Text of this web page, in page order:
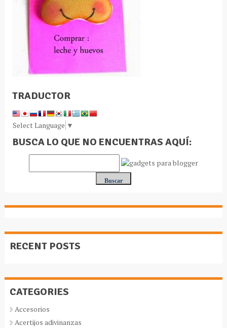
TRADUCTOR
Select Language ▼
BUSCA LO QUE NO ENCUENTRAS AQUÍ:
RECENT POSTS
CATEGORIES
Accesorios
Acertijos adivinanzas